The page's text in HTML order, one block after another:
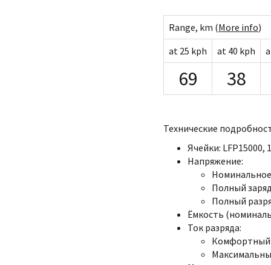
Range, km (More info)
at 25 kph
at 40 kph
69 38
Технические
Ячейки: LFP15000,
Напряжение:
Полный
Полный
Ёмкость
Ток разряда:
Комфортный: